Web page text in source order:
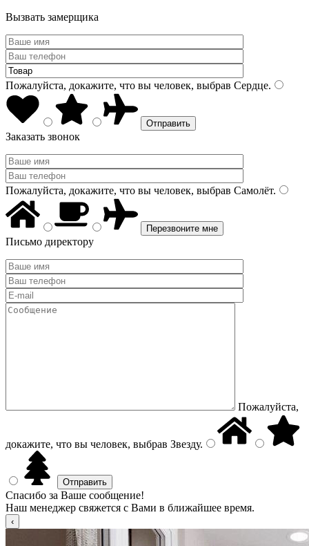
Вызвать замерщика
Пожалуйста, докажите, что вы человек, выбрав Сердце.
Заказать звонок
Пожалуйста, докажите, что вы человек, выбрав Самолёт.
Письмо директору
Пожалуйста,
докажите, что вы человек, выбрав Звезду.
Спасибо за Ваше сообщение!
Наш менеджер свяжется с Вами в ближайшее время.